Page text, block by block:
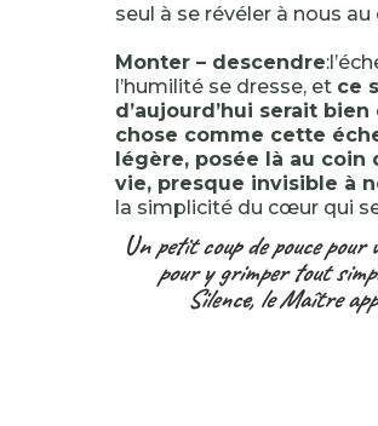
seul à se révéler à nous au
Monter – descendre
l’humilité se dresse, et ce
d’aujourd’hui serait
chose comme cette
légère, posée là au coin
vie, presque invisible à
la simplicité du cœur qui
Un petit coup de pouce pour
pour y grimper tout
Silence, le Maître